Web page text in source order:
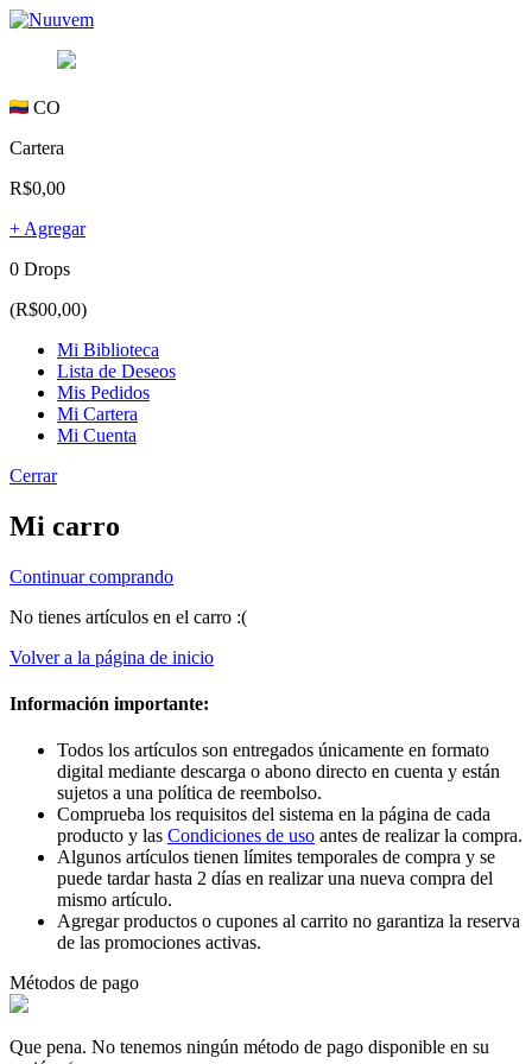
CO
Cartera
R$0,00
+ Agregar
0 Drops
(R$00,00)
Mi Biblioteca
Lista de Deseos
Mis Pedidos
Mi Cartera
Mi Cuenta
Cerrar
Mi carro
Continuar comprando
No tienes artículos en el carro :(
Volver a la página de inicio
Información importante:
Todos los artículos son entregados únicamente en formato
digital mediante descarga o abono directo en cuenta y están
sujetos a una política de reembolso.
Comprueba los requisitos del sistema en la página de cada
producto y las Condiciones de uso antes de realizar la compra.
Algunos artículos tienen límites temporales de compra y se
puede tardar hasta 2 días en realizar una nueva compra del
mismo artículo.
Agregar productos o cupones al carrito no garantiza la reserva
de las promociones activas.
Métodos de pago
Que pena. No tenemos ningún método de pago disponible en su